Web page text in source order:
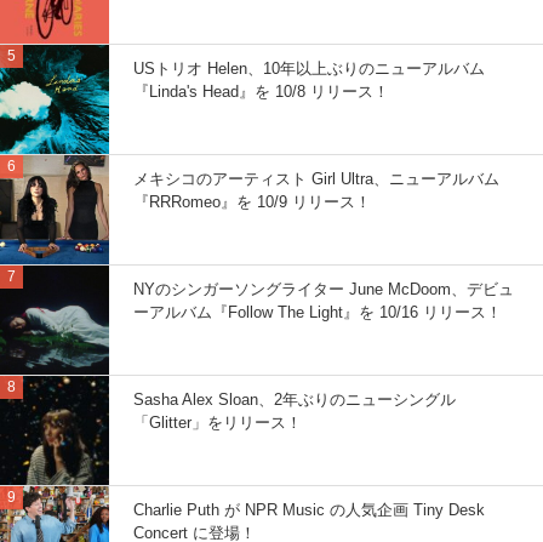
USトリオ Helen、10年以上ぶりのニューアルバム
『Linda's Head』を 10/8 リリース！
メキシコのアーティスト Girl Ultra、ニューアルバム
『RRRomeo』を 10/9 リリース！
NYのシンガーソングライター June McDoom、デビュ
ーアルバム『Follow The Light』を 10/16 リリース！
Sasha Alex Sloan、2年ぶりのニューシングル
「Glitter」をリリース！
Charlie Puth が NPR Music の人気企画 Tiny Desk
Concert に登場！